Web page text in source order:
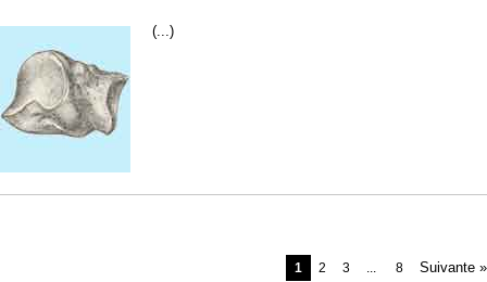
(...)
1 2 3 ... 8 Suivante »